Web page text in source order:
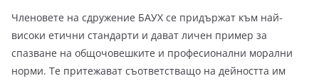
Членовете на сдружение БАУХ се придържат към най-
високи етични стандарти и дават личен пример за
спазване на общочовешките и професионални морални
норми. Те притежават съответстващо на дейността им